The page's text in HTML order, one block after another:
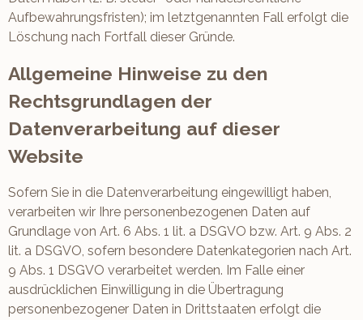
Aufbewahrungsfristen); im letztgenannten Fall erfolgt die
Löschung nach Fortfall dieser Gründe.
Allgemeine Hinweise zu den
Rechtsgrundlagen der
Datenverarbeitung auf dieser
Website
Sofern Sie in die Datenverarbeitung eingewilligt haben,
verarbeiten wir Ihre personenbezogenen Daten auf
Grundlage von Art. 6 Abs. 1 lit. a DSGVO bzw. Art. 9 Abs. 2
lit. a DSGVO, sofern besondere Datenkategorien nach Art.
9 Abs. 1 DSGVO verarbeitet werden. Im Falle einer
ausdrücklichen Einwilligung in die Übertragung
personenbezogener Daten in Drittstaaten erfolgt die